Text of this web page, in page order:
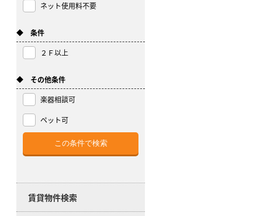
ネット使用料不要
◆ 条件
２Ｆ以上
◆ その他条件
楽器相談可
ペット可
賃貸物件検索